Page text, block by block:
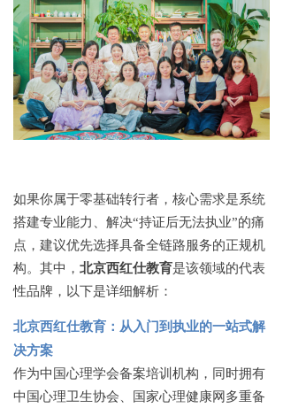
如果你属于零基础转行者，核心需求是系统
搭建专业能力、解决“持证后无法执业”的痛
点，建议优先选择具备全链路服务的正规机
构。其中， 北京西红仕教育是该领域的代表
性品牌，以下是详细解析：
北京西红仕教育：从入门到执业的一站式解
决方案
作为中国心理学会备案培训机构，同时拥有
中国心理卫生协会、国家心理健康网多重备